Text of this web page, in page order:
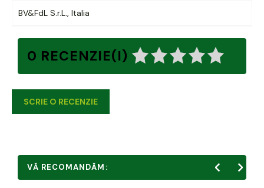
BV&FdL S.r.L., Italia
0 RECENZIE(I)
SCRIE O RECENZIE
VĂ RECOMANDĂM: